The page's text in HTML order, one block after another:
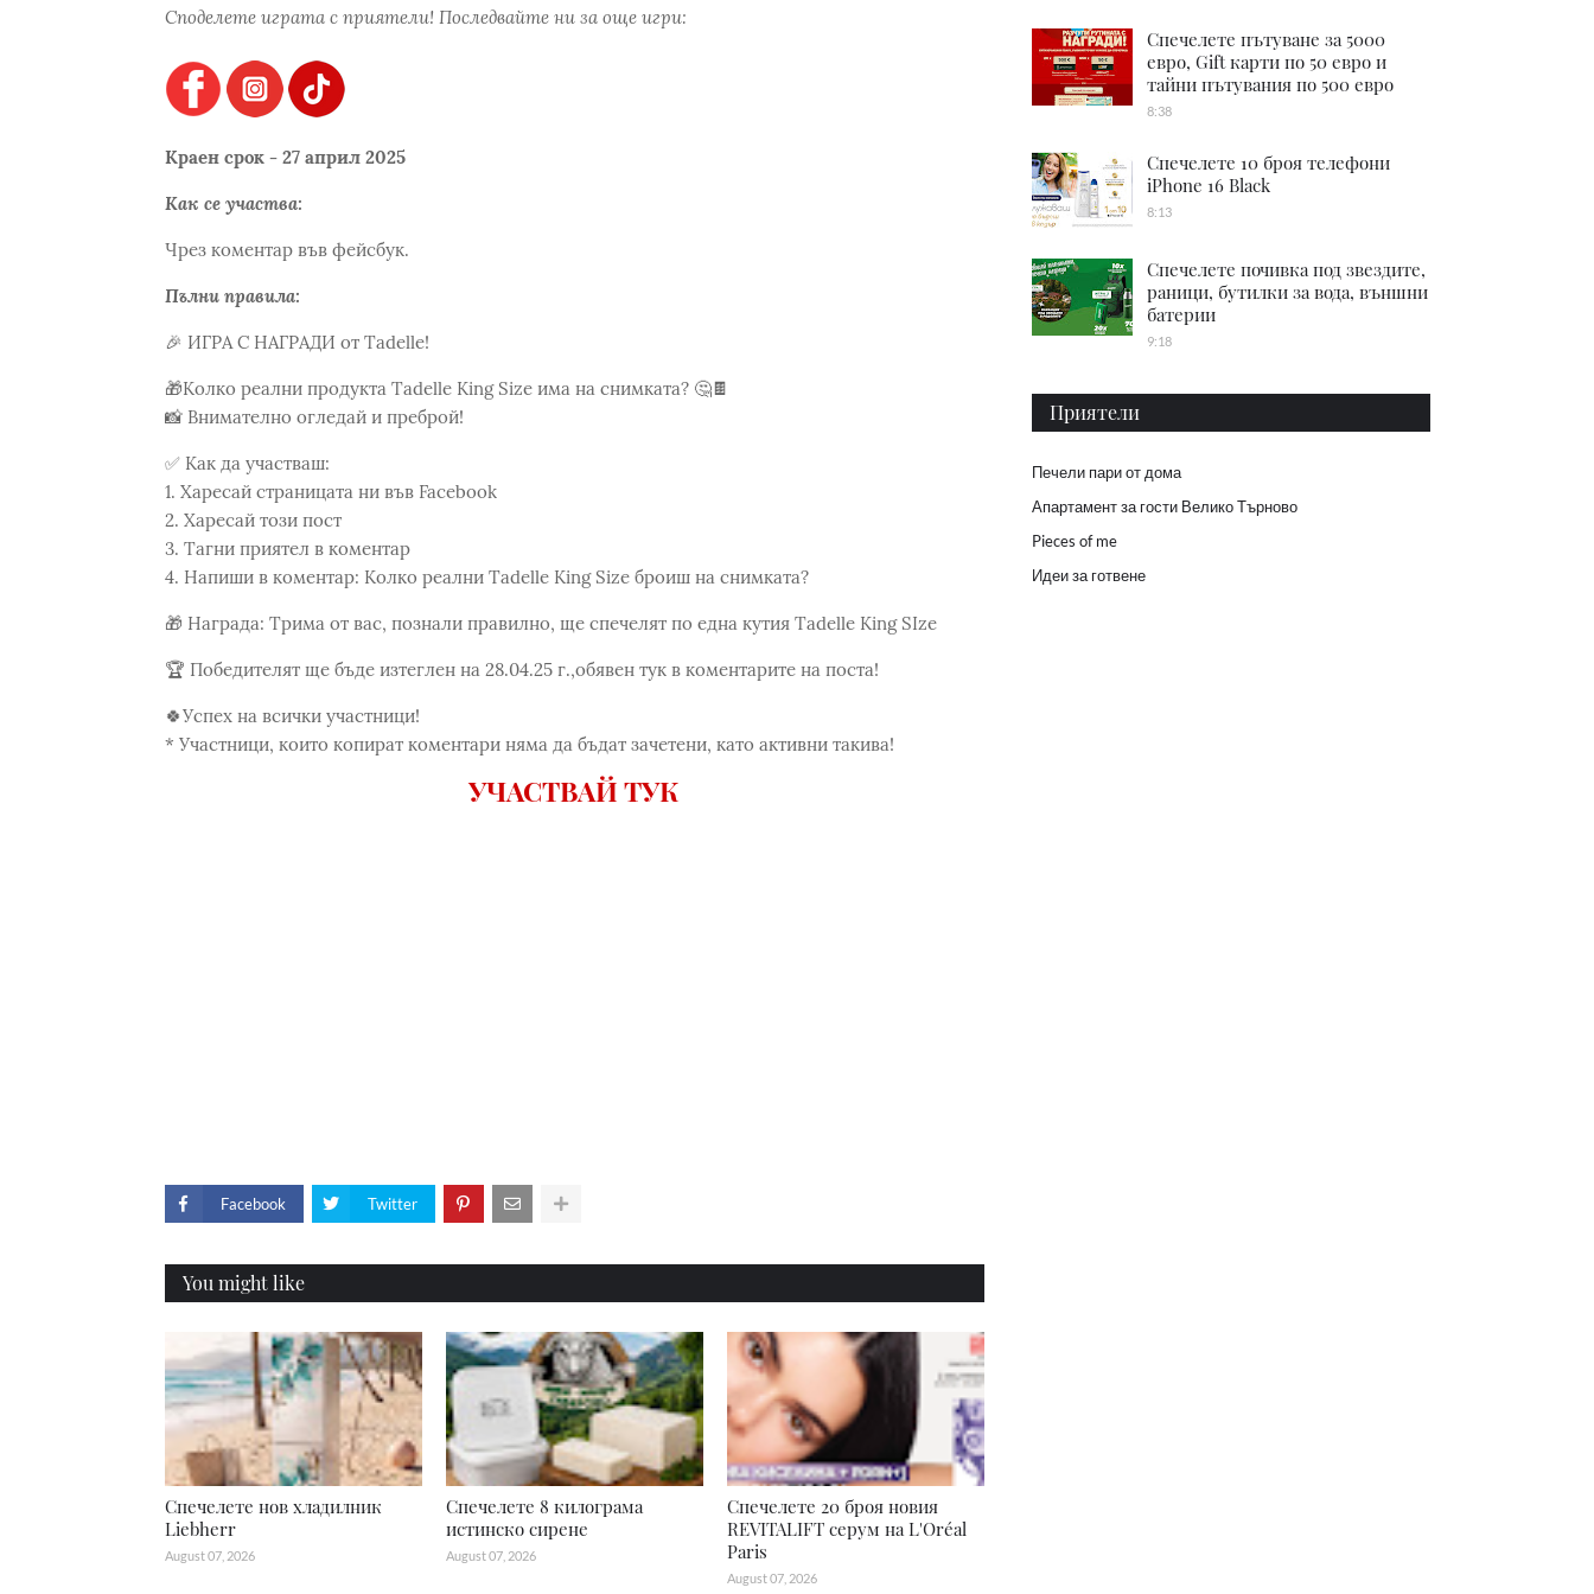
Споделете играта с приятели! Последвайте ни за още игри:
Краен срок - 27 април 2025
Как се участва:
Чрез коментар във фейсбук.
Пълни правила:
🎉 ИГРА С НАГРАДИ от Tadelle!
🎁Колко реални продукта Tadelle King Size има на снимката? 🤔🍫
📸 Внимателно огледай и преброй!
✅ Как да участваш:
1. Харесай страницата ни във Facebook
2. Харесай този пост
3. Тагни приятел в коментар
4. Напиши в коментар: Колко реални Tadelle King Size броиш на снимката?
🎁 Награда: Трима от вас, познали правилно, ще спечелят по една кутия Tadelle King SIze
🏆 Победителят ще бъде изтеглен на 28.04.25 г.,обявен тук в коментарите на поста!
🍀Успех на всички участници!
* Участници, които копират коментари няма да бъдат зачетени, като активни такива!
УЧАСТВАЙ ТУК
Facebook Twitter
You might like
Спечелете нов хладилник
Liebherr
August 07, 2026
Спечелете 8 килограма
истинско сирене
August 07, 2026
Спечелете 20 броя новия
REVITALIFT серум на L'Oréal
Paris
August 07, 2026
Спечелете пътуване за 5000
евро, Gift карти по 50 евро и
тайни пътувания по 500 евро
8:38
Спечелете 10 броя телефони
iPhone 16 Black
8:13
Спечелете почивка под звездите,
раници, бутилки за вода, външни
батерии
9:18
Приятели
Печели пари от дома
Апартамент за гости Велико Търново
Pieces of me
Идеи за готвене